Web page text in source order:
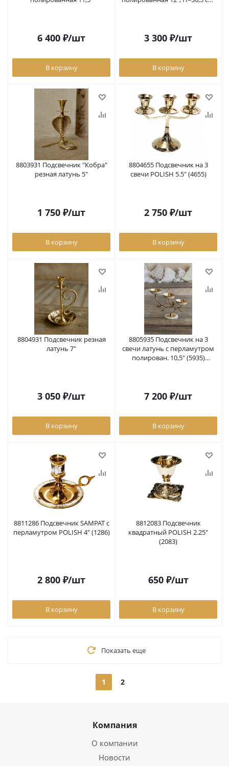
6 400 ₽/шт
В корзину
3 300 ₽/шт
В корзину
8803931 Подсвечник "Кобра"
резная латунь 5"
1 750 ₽/шт
В корзину
8804655 Подсвечник на 3
свечи POLISH 5.5" (4655)
2 750 ₽/шт
В корзину
8804931 Подсвечник резная
латунь 7"
3 050 ₽/шт
В корзину
8805935 Подсвечник на 3
свечи латунь с перламутром
полирован. 10,5" (5935)
7 200 ₽/шт
В корзину
8811286 Подсвечник SAMPAT с
перламутром POLISH 4" (1286)
2 800 ₽/шт
В корзину
8812083 Подсвечник
квадратный POLISH 2.25"
(2083)
650₽/шт
В корзину
Показать еще
1 2
Компания
О компании
Новости